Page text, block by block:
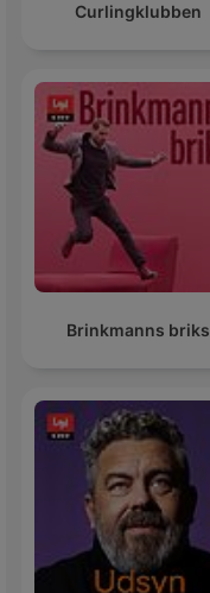
Curlingklubben
Brinkmanns briks